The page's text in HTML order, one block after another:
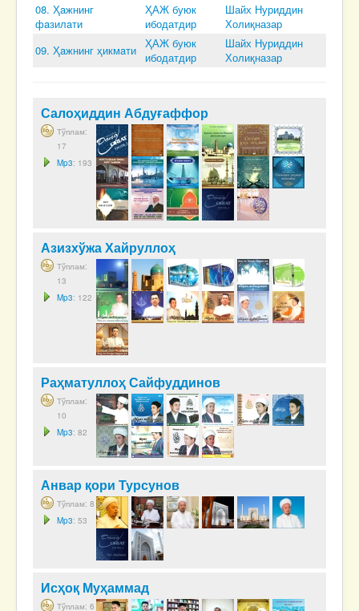
08. Ҳaжнинг
фaзилaти
ҲАЖ буюк
ибодатдир
Шайх Нуриддин
Холиқназар
09. Ҳaжнинг ҳикмaти ҲАЖ буюк
ибодатдир
Шайх Нуриддин
Холиқназар
Салоҳиддин Абдуғаффор
Тўплам:
17
Mp3: 193
Азизхўжа Хайруллоҳ
Тўплам:
13
Mp3: 122
Раҳматуллоҳ Сайфуддинов
Тўплам:
10
Mp3: 82
Анвар қори Турсунов
Тўплам: 8
Mp3: 53
Исҳоқ Муҳаммад
Тўплам: 6